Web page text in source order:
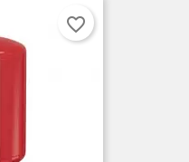
favorite_border